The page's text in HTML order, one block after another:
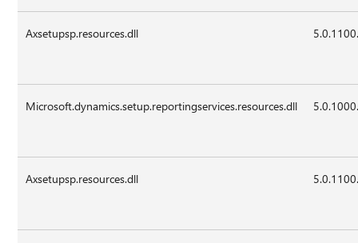
Axsetupsp.resources.dll
Microsoft.dynamics.setup.reportingservices.resources.dll
Axsetupsp.resources.dll